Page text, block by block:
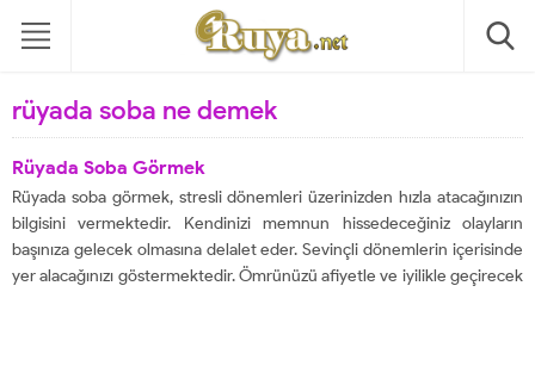
rüyada soba ne demek
Rüyada Soba Görmek
Rüyada soba görmek, stresli dönemleri üzerinizden hızla atacağınızın
bilgisini vermektedir. Kendinizi memnun hissedeceğiniz olayların
başınıza gelecek olmasına delalet eder. Sevinçli dönemlerin içerisinde
yer alacağınızı göstermektedir. Ömrünüzü afiyetle ve iyilikle geçirecek